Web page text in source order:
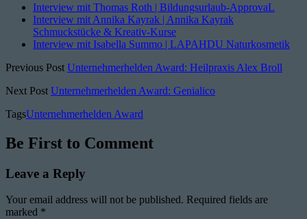
Interview mit Thomas Roth | Bildungsurlaub-ApprovaL
Interview mit Annika Kayrak | Annika Kayrak
Schmuckstücke & Kreativ-Kurse
Interview mit Isabella Summo | LAPAHDU Naturkosmetik
Previous Post Unternehmerhelden Award: Heilpraxis Alex Broll
Next Post Unternehmerhelden Award: Genialico
TagsUnternehmerhelden Award
Be First to Comment
Leave a Reply
Your email address will not be published. Required fields are
marked *